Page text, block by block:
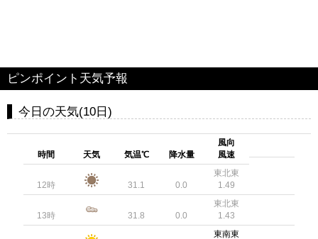
ピンポイント天気予報
今日の天気(10日)
時間 天気 気温℃ 降水量
風向
風速
12時 31.1 0.0
東北東
1.49
13時 31.8 0.0
東北東
1.43
東南東